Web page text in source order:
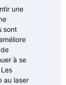
une
sont
à se
au laser